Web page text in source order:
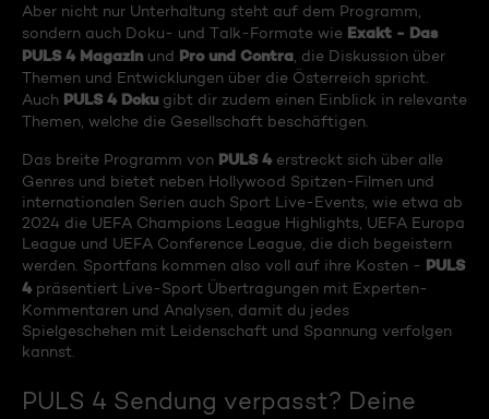
Aber nicht nur Unterhaltung steht auf dem Programm,
sondern auch Doku- und Talk-Formate wie Exakt - Das
PULS 4 Magazinund Pro und Contra , die Diskussion über
Themen und Entwicklungen über die Österreich spricht.
Auch PULS 4 Doku gibt dir zudem einen Einblick in relevante
Themen, welche die Gesellschaft beschäftigen.
Das breite Programm von PULS 4 erstreckt sich über alle
Genres und bietet neben Hollywood Spitzen-Filmen und
internationalen Serien auch Sport Live-Events, wie etwa ab
2024 die UEFA Champions League Highlights, UEFA Europa
League und UEFA Conference League, die dich begeistern
werden. Sportfans kommen also voll auf ihre Kosten - PULS
4 präsentiert Live-Sport Übertragungen mit Experten-
Kommentaren und Analysen, damit du jedes
Spielgeschehen mit Leidenschaft und Spannung verfolgen
kannst.
PULS 4 Sendung verpasst? Deine